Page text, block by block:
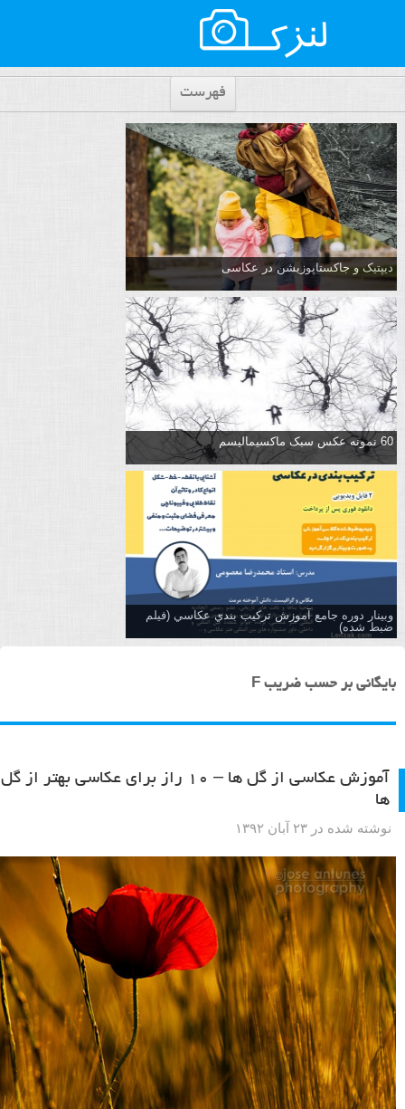
فهرست
دیپتیک و جاکستا‌پوزیشن در عکاسی
60 نمونه عکس سبک ماکسیمالیسم
وبینار دوره جامع آموزش تركيب بندي عكاسي (فیلم
ضبط شده)
بایگانی بر حسب ضریب F
آموزش عکاسی از گل ها – ۱۰ راز برای عکاسی بهتر از گل
ها
نوشته شده در ۲۳ آبان ۱۳۹۲